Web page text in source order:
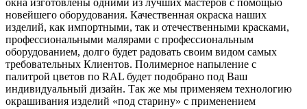
окна изготовлены одними из лучших мастеров с помощью
новейшего оборудования. Качественная окраска наших
изделий, как импортными, так и отечественными красками,
профессиональными малярами с профессиональным
оборудованием, долго будет радовать своим видом самых
требовательных Клиентов. Полимерное напыление с
палитрой цветов по RAL будет подобрано под Ваш
индивидуальный дизайн. Так же мы применяем технологию
окрашивания изделий «под старину» с применением